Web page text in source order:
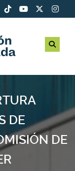
DE
DE